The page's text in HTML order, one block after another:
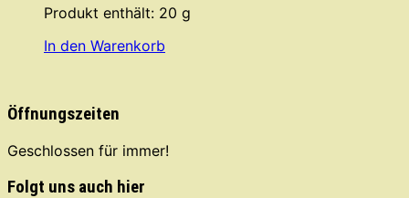
Produkt enthält: 20 g
In den Warenkorb
Öffnungszeiten
Geschlossen für immer!
Folgt uns auch hier